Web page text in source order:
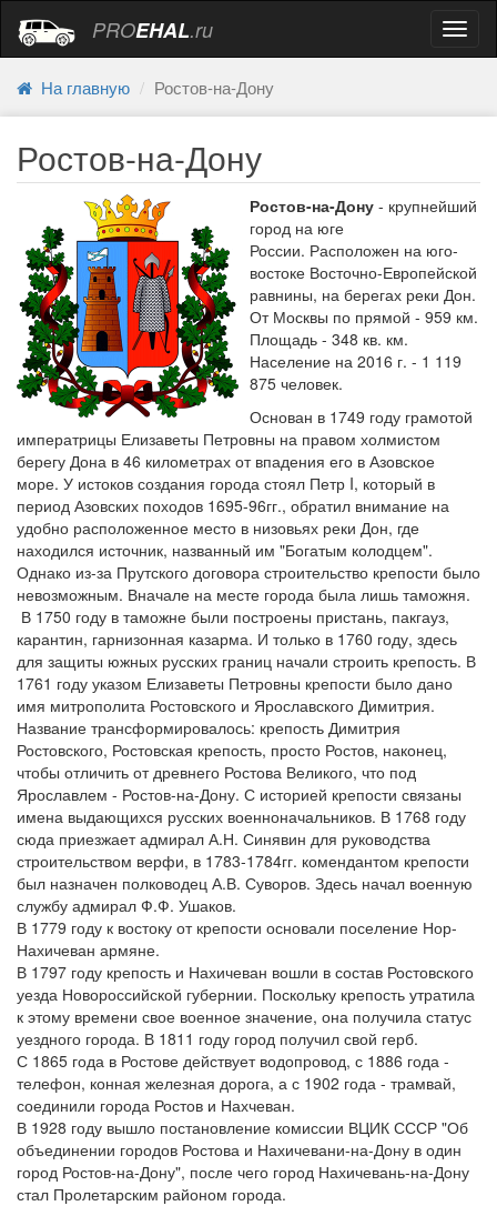
PROEHAL.ru
На главную Ростов-на-Дону
Ростов-на-Дону
Ростов-на-Дону - крупнейший
город на юге
России. Расположен на юго-
востоке Восточно-Европейской
равнины, на берегах реки Дон.
От Москвы по прямой - 959 км.
Площадь - 348 кв. км.
Население на 2016 г. - 1 119
875 человек.
Основан в 1749 году грамотой
императрицы Елизаветы Петровны на правом холмистом
берегу Дона в 46 километрах от впадения его в Азовское
море. У истоков создания города стоял Петр I, который в
период Азовских походов 1695-96гг., обратил внимание на
удобно расположенное место в низовьях реки Дон, где
находился источник, названный им "Богатым колодцем".
Однако из-за Прутского договора строительство крепости было
невозможным. Вначале на месте города была лишь таможня.
В 1750 году в таможне были построены пристань, пакгауз,
карантин, гарнизонная казарма. И только в 1760 году, здесь
для защиты южных русских границ начали строить крепость. В
1761 году указом Елизаветы Петровны крепости было дано
имя митрополита Ростовского и Ярославского Димитрия.
Название трансформировалось: крепость Димитрия
Ростовского, Ростовская крепость, просто Ростов, наконец,
чтобы отличить от древнего Ростова Великого, что под
Ярославлем - Ростов-на-Дону. С историей крепости связаны
имена выдающихся русских военноначальников. В 1768 году
сюда приезжает адмирал А.Н. Синявин для руководства
строительством верфи, в 1783-1784гг. комендантом крепости
был назначен полководец А.В. Суворов. Здесь начал военную
службу адмирал Ф.Ф. Ушаков.
В 1779 году к востоку от крепости основали поселение Нор-
Нахичеван армяне.
В 1797 году крепость и Нахичеван вошли в состав Ростовского
уезда Новороссийской губернии. Поскольку крепость утратила
к этому времени свое военное значение, она получила статус
уездного города. В 1811 году город получил свой герб.
С 1865 года в Ростове действует водопровод, с 1886 года -
телефон, конная железная дорога, а с 1902 года - трамвай,
соединили города Ростов и Нахчеван.
В 1928 году вышло постановление комиссии ВЦИК СССР "Об
объединении городов Ростова и Нахичевани-на-Дону в один
город Ростов-на-Дону", после чего город Нахичевань-на-Дону
стал Пролетарским районом города.